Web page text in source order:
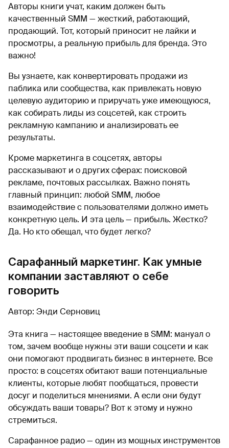
Авторы книги учат, каким должен быть
качественный SMM — жесткий, работающий,
продающий. Тот, который приносит не лайки и
просмотры, а реальную прибыль для бренда. Это
важно!
Вы узнаете, как конвертировать продажи из
паблика или сообщества, как привлекать новую
целевую аудиторию и приручать уже имеющуюся,
как собирать лиды из соцсетей, как строить
рекламную кампанию и анализировать ее
результаты.
Кроме маркетинга в соцсетях, авторы
рассказывают и о других сферах: поисковой
рекламе, почтовых рассылках. Важно понять
главный принцип: любой SMM, любое
взаимодействие с пользователями должно иметь
конкретную цель. И эта цель — прибыль. Жестко?
Да. Но кто обещал, что будет легко?
Сарафанный маркетинг. Как умные
компании заставляют о себе
говорить
Автор: Энди Серновиц
Эта книга — настоящее введение в SMM: мануал о
том, зачем вообще нужны эти ваши соцсети и как
они помогают продвигать бизнес в интернете. Все
просто: в соцсетях обитают ваши потенциальные
клиенты, которые любят пообщаться, провести
досуг и поделиться мнениями. А если они будут
обсуждать ваши товары? Вот к этому и нужно
стремиться.
Сарафанное радио — один из мощных инструментов